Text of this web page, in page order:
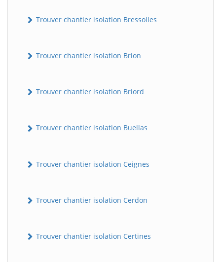
Trouver chantier isolation Bressolles
Trouver chantier isolation Brion
Trouver chantier isolation Briord
Trouver chantier isolation Buellas
Trouver chantier isolation Ceignes
Trouver chantier isolation Cerdon
Trouver chantier isolation Certines